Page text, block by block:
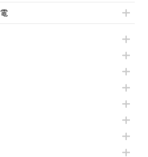
ンガー
ット
他
テーブル